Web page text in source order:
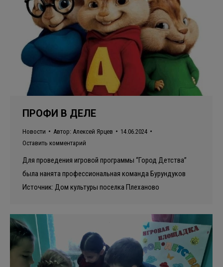
ПРОФИ В ДЕЛЕ
Новости Автор: Алексей Ярцев
14.06.2024
Оставить комментарий
Для проведения игровой программы “Город Детства”
была нанята профессиональная команда Бурундуков
Источник: Дом культуры поселка Плеханово